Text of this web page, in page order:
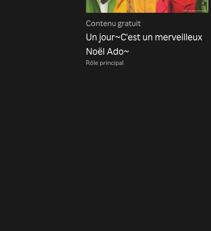
Contenu gratuit
Un jour~C'est un merveilleux
Noël Ado~
Rôle principal